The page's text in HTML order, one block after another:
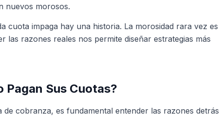
nuevos morosos.
cuota impaga hay una historia. La morosidad rara vez es
las razones reales nos permite diseñar estrategias más
Pagan Sus Cuotas?
de cobranza, es fundamental entender las razones detrás